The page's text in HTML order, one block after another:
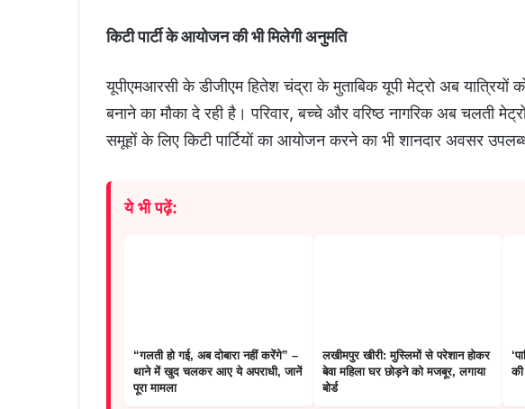
किटी पार्टी के आयोजन की भी मिलेगी अनुमति
यूपीएमआरसी के डीजीएम हितेश चंद्रा के मुताबिक यूपी मेट्रो अब
बनाने का मौका दे रही है। परिवार, बच्चे और वरिष्ठ नागरिक अब चलती
समूहों के लिए किटी पार्टियों का आयोजन करने का भी शानदार अवसर
ये भी पढ़ें:
“गलती हो गई, अब दोबारा नहीं करेंगे” –
थाने में खुद चलकर आए ये अपराधी, जानें
पूरा मामला
लखीमपुर खीरी: मुस्लिमों से परेशान होकर
बेवा महिला घर छोड़ने को मजबूर, लगाया
बोर्ड
की